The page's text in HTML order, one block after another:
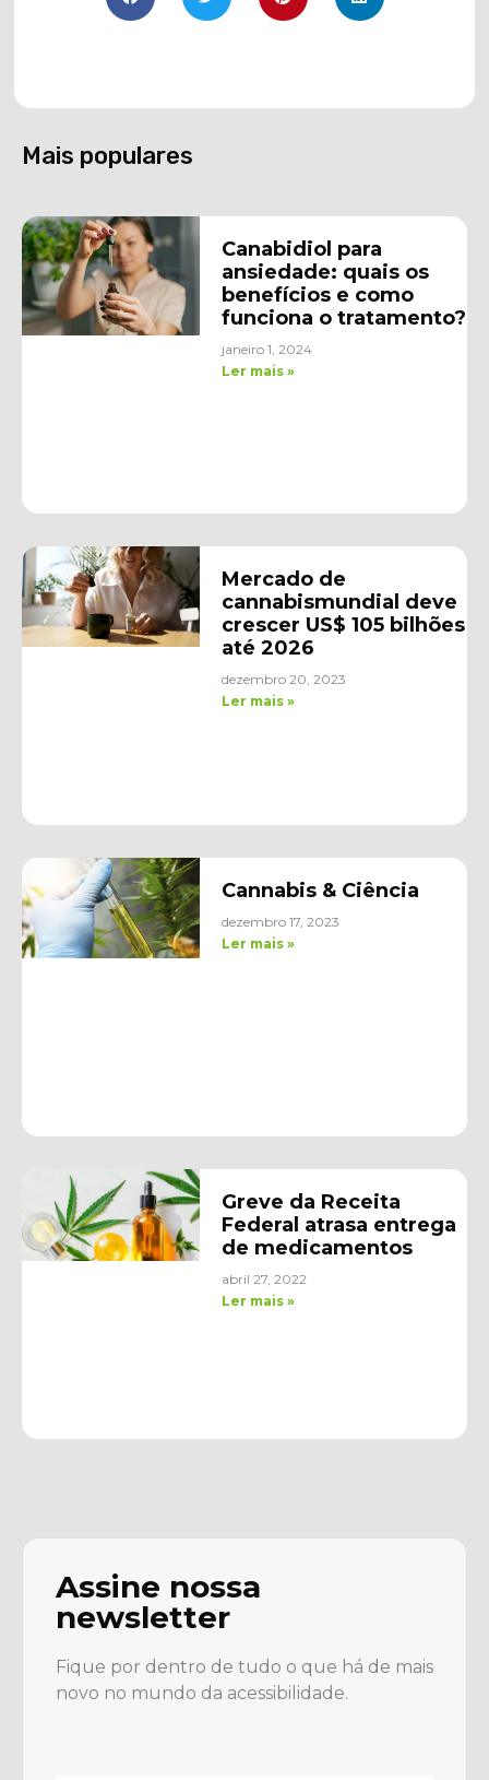
Mais populares
Canabidiol para
ansiedade: quais os
benefícios e como
funciona o tratamento?
janeiro 1, 2024
Ler mais »
Mercado de
cannabismundial deve
crescer US$ 105 bilhões
até 2026
dezembro 20, 2023
Ler mais »
Cannabis & Ciência
dezembro 17, 2023
Ler mais »
Greve da Receita
Federal atrasa entrega
de medicamentos
abril 27, 2022
Ler mais »
Assine nossa
newsletter
Fique por dentro de tudo o que há de mais
novo no mundo da acessibilidade.